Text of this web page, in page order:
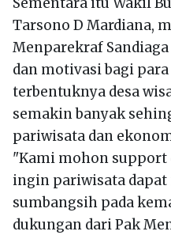
Sementara itu Wakil
Tarsono D Mardiana,
Menparekraf
dan motivasi bagi
terbentuknya desa
semakin banyak
pariwisata dan
"Kami mohon
ingin pariwisata
sumbangsih pada
dukungan dari Pak